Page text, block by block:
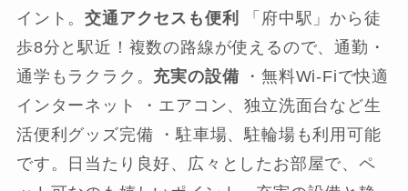
イント。交通アクセスも便利
「府中駅」から徒
歩8分と駅近！複数の路線が使えるので、通勤・
通学もラクラク。 充実の設備 ・無料Wi-Fiで快適
インターネット ・エアコン、独立洗面台など生
活便利グッズ完備 ・駐車場、駐輪場も利用可能
です。日当たり良好、広々としたお部屋で、ペ